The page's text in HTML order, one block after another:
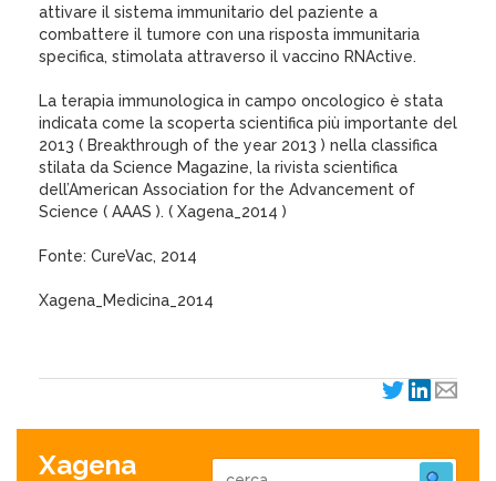
attivare il sistema immunitario del paziente a
combattere il tumore con una risposta immunitaria
specifica, stimolata attraverso il vaccino RNActive.
La terapia immunologica in campo oncologico è stata
indicata come la scoperta scientifica più importante del
2013 ( Breakthrough of the year 2013 ) nella classifica
stilata da Science Magazine, la rivista scientifica
dell’American Association for the Advancement of
Science ( AAAS ). ( Xagena_2014 )
Fonte: CureVac, 2014
Xagena_Medicina_2014
Xagena